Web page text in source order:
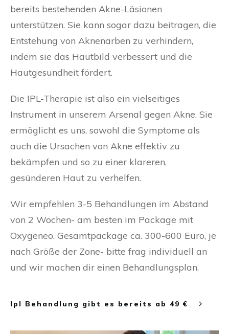
bereits bestehenden Akne-Läsionen
unterstützen. Sie kann sogar dazu beitragen, die
Entstehung von Aknenarben zu verhindern,
indem sie das Hautbild verbessert und die
Hautgesundheit fördert.
Die IPL-Therapie ist also ein vielseitiges
Instrument in unserem Arsenal gegen Akne. Sie
ermöglicht es uns, sowohl die Symptome als
auch die Ursachen von Akne effektiv zu
bekämpfen und so zu einer klareren,
gesünderen Haut zu verhelfen.
Wir empfehlen 3-5 Behandlungen im Abstand
von 2 Wochen- am besten im Package mit
Oxygeneo. Gesamtpackage ca. 300-600 Euro, je
nach Größe der Zone- bitte frag individuell an
und wir machen dir einen Behandlungsplan.
Ipl Behandlung gibt es bereits ab 49 €